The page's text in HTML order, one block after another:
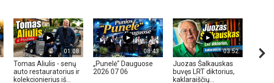
01:08
Tomas Aliulis - senų
auto restauratorius ir
kolekcionierius iš...
08:43
„Punelė" Dauguose
2026 07 06
03:52
Juozas Šalkauskas
buvęs LRT diktorius,
kaklaraiščių...